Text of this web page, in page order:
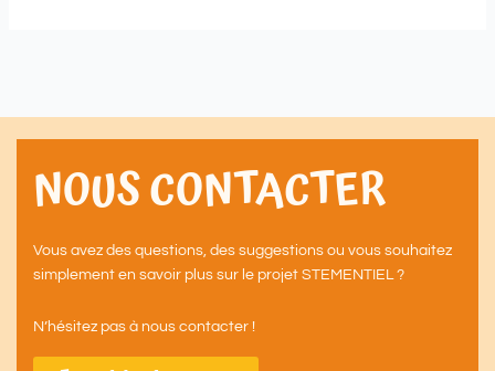
NOUS CONTACTER
Vous avez des questions, des suggestions ou vous souhaitez
simplement en savoir plus sur le projet STEMENTIEL ?
N’hésitez pas à nous contacter !